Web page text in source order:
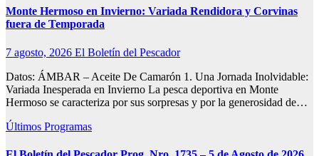
Monte Hermoso en Invierno: Variada Rendidora y Corvinas
fuera de Temporada
7 agosto, 2026 El Boletín del Pescador
Datos: ÁMBAR – Aceite De Camarón 1. Una Jornada Inolvidable:
Variada Inesperada en Invierno La pesca deportiva en Monte
Hermoso se caracteriza por sus sorpresas y por la generosidad de…
Últimos Programas